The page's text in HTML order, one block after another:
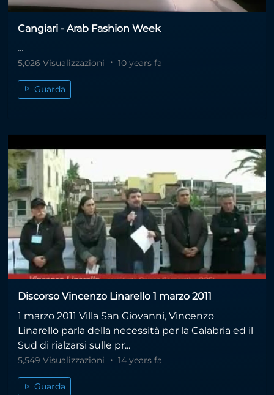
Cangiari - Arab Fashion Week
...
5,026 Visualizzazioni 10 years fa
Guarda
Discorso Vincenzo Linarello 1 marzo 2011
1 marzo 2011 Villa San Giovanni, Vincenzo
Linarello parla della necessità per la Calabria ed il
Sud di rialzarsi sulle pr...
5,549 Visualizzazioni 14 years fa
Guarda